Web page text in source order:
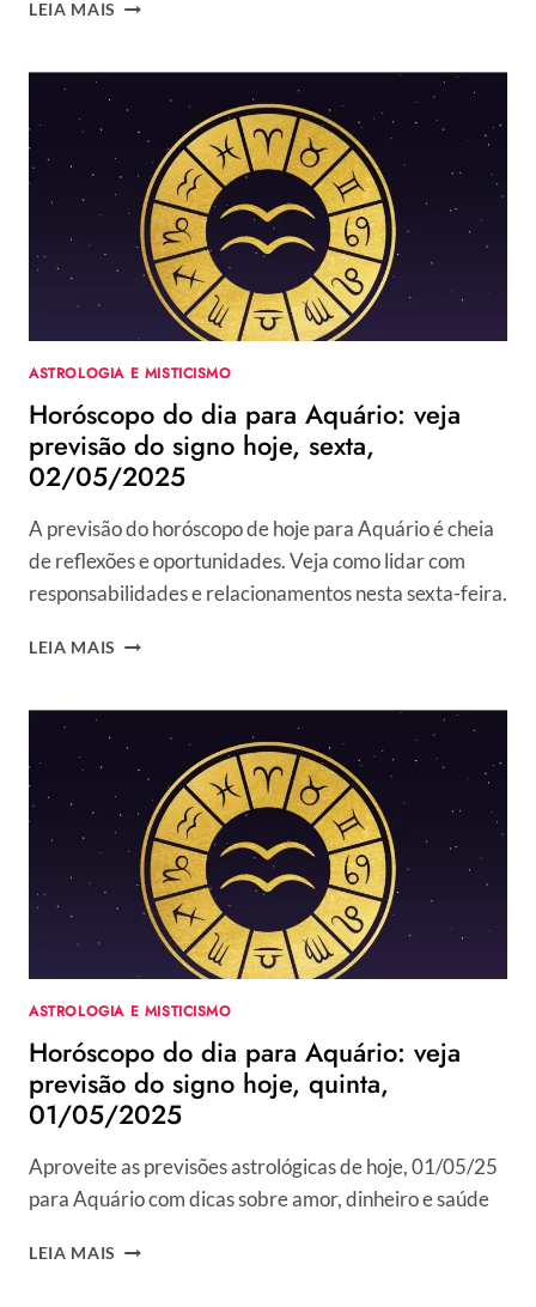
LEIA MAIS
PARA
AQUÁRIO:
VEJA
PREVISÃO
DO
SIGNO
HOJE,
SÁBADO,
03/05/2025
ASTROLOGIA E MISTICISMO
Horóscopo do dia para Aquário: veja
previsão do signo hoje, sexta,
02/05/2025
A previsão do horóscopo de hoje para Aquário é cheia
de reflexões e oportunidades. Veja como lidar com
responsabilidades e relacionamentos nesta sexta-feira.
LEIA MAIS HORÓSCOPO
PARA
AQUÁRIO:
VEJA
PREVISÃO
DO
SIGNO
HOJE,
SEXTA,
02/05/2025
ASTROLOGIA E MISTICISMO
Horóscopo do dia para Aquário: veja
previsão do signo hoje, quinta,
01/05/2025
Aproveite as previsões astrológicas de hoje, 01/05/25
para Aquário com dicas sobre amor, dinheiro e saúde
LEIA MAIS HORÓSCOPO